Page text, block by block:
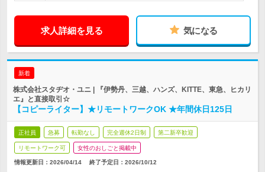
求人詳細を見る 気になる
新着
株式会社スタヂオ・ユニ | 『伊勢丹、三越、ハンズ、KITTE、東急、ヒカリ
エ』と直接取引☆
【コピーライター】★リモートワークOK ★年間休日125日
正社員 急募 転勤なし 完全週休2日制 第二新卒歓迎
リモートワーク可 女性のおしごと掲載中
情報更新日：2026/04/14 終了予定日： 2026/10/12